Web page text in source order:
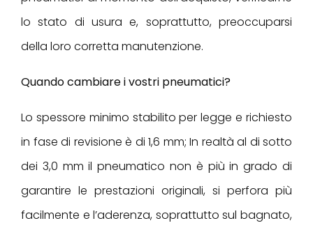
lo stato di usura e, soprattutto, preoccuparsi
della loro corretta manutenzione.
Quando cambiare i vostri pneumatici?
Lo spessore minimo stabilito per legge e richiesto
in fase di revisione è di 1,6 mm; In realtà al di sotto
dei 3,0 mm il pneumatico non è più in grado di
garantire le prestazioni originali, si perfora più
facilmente e l’aderenza, soprattutto sul bagnato,